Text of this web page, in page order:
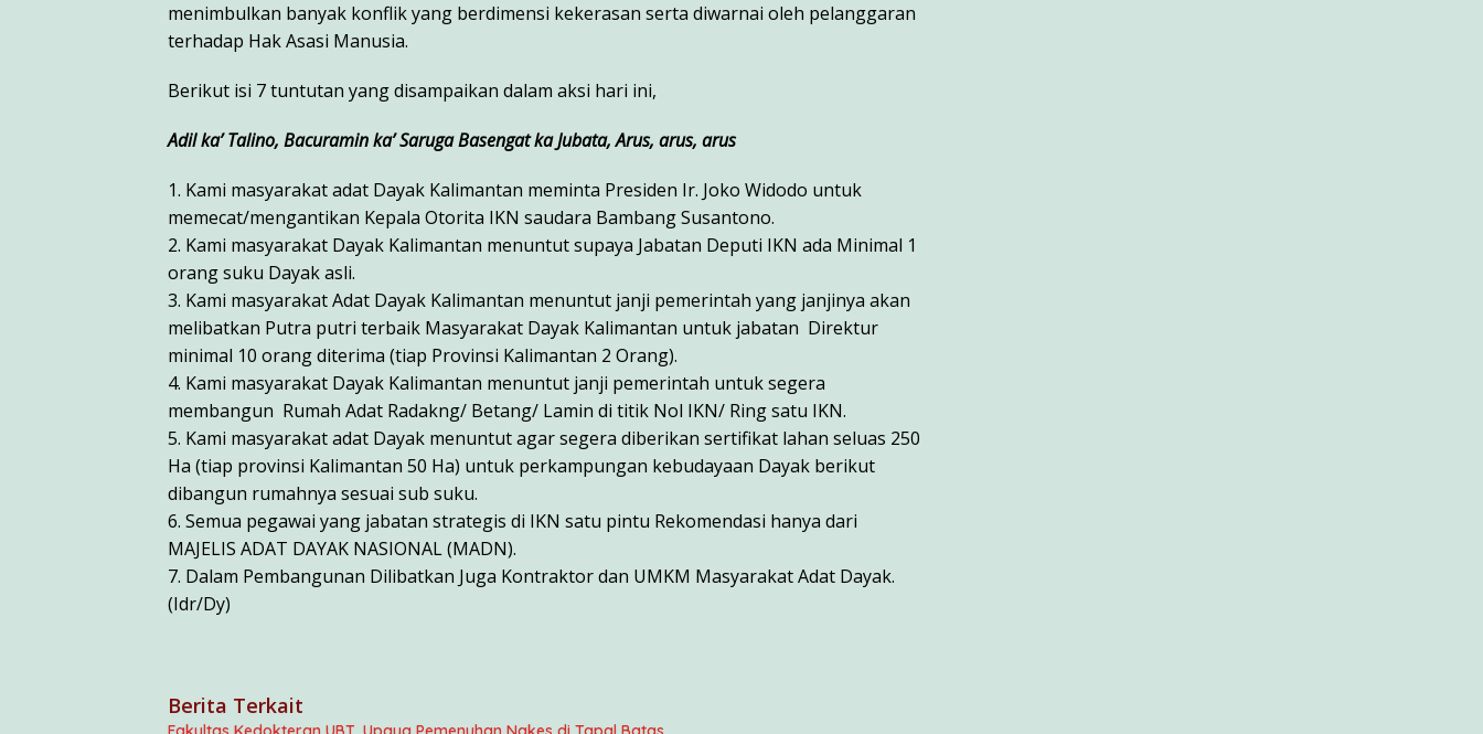
menimbulkan banyak konflik yang berdimensi kekerasan serta diwarnai oleh pelanggaran
terhadap Hak Asasi Manusia.
Berikut isi 7 tuntutan yang disampaikan dalam aksi hari ini,
Adil ka’ Talino, Bacuramin ka’ Saruga Basengat ka Jubata, Arus, arus, arus
1. Kami masyarakat adat Dayak Kalimantan meminta Presiden Ir. Joko Widodo untuk
memecat/mengantikan Kepala Otorita IKN saudara Bambang Susantono.
2. Kami masyarakat Dayak Kalimantan menuntut supaya Jabatan Deputi IKN ada Minimal 1
orang suku Dayak asli.
3. Kami masyarakat Adat Dayak Kalimantan menuntut janji pemerintah yang janjinya akan
melibatkan Putra putri terbaik Masyarakat Dayak Kalimantan untuk jabatan Direktur
minimal 10 orang diterima (tiap Provinsi Kalimantan 2 Orang).
4. Kami masyarakat Dayak Kalimantan menuntut janji pemerintah untuk segera
membangun Rumah Adat Radakng/ Betang/ Lamin di titik Nol IKN/ Ring satu IKN.
5. Kami masyarakat adat Dayak menuntut agar segera diberikan sertifikat lahan seluas 250
Ha (tiap provinsi Kalimantan 50 Ha) untuk perkampungan kebudayaan Dayak berikut
dibangun rumahnya sesuai sub suku.
6. Semua pegawai yang jabatan strategis di IKN satu pintu Rekomendasi hanya dari
MAJELIS ADAT DAYAK NASIONAL (MADN).
7. Dalam Pembangunan Dilibatkan Juga Kontraktor dan UMKM Masyarakat Adat Dayak.
(Idr/Dy)
Berita Terkait